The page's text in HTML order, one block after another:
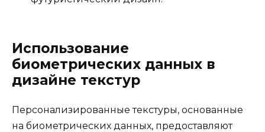
Использование
биометрических данных в
дизайне текстур
Персонализированные текстуры, основанные
на биометрических данных, предоставляют